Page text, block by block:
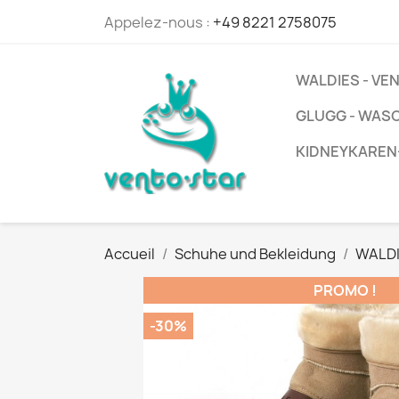
Appelez-nous : +49 8221 2758075
WALDIES -
GLUGG -
Accueil Schuhe und Bekleidung
PROMO !
-30%